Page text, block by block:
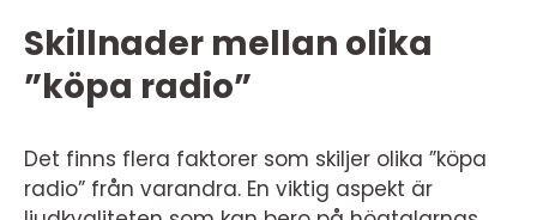
Skillnader mellan olika
”köpa radio”
Det finns flera faktorer som skiljer olika ”köpa
radio” från varandra. En viktig aspekt är